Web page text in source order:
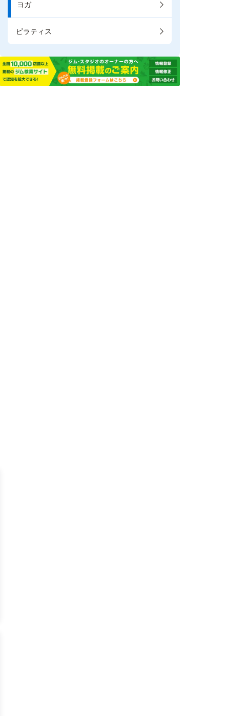
ヨガ
ピラティス